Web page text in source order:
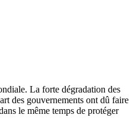
La forte dégradation des
des gouvernements ont dû faire
le même temps de protéger